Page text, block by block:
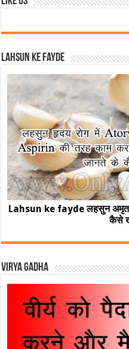
Lahsun ke fayde
Lahsun ke fayde लहसुन अमृत
कैसे
Virya Gadha